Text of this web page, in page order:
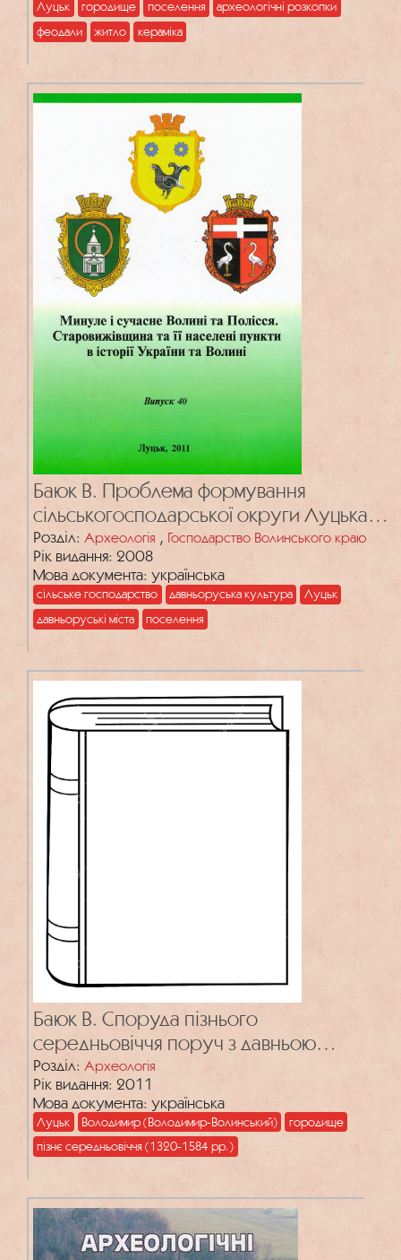
Луцьк городище поселення
археологічні розкопки
феодали
житло кераміка
Баюк В. Проблема формування
сільськогосподарської округи Луцька в
давньоруський період у працях
волинських археологів
Розділ: Археологія , Господарство Волинського краю
Рік видання: 2008
Мова документа: українська
сільське господарство давньоруська культура
Луцьк
давньоруські міста
поселення
Баюк В. Споруда пізнього
середньовіччя поруч з давньою
дорогою Луцьк-Володимир-Волинський
Розділ: Археологія
Рік видання: 2011
Мова документа: українська
Луцьк Володимир (Володимир-Волинський)
городище
пізнє середньовіччя (1320-1584 рр.)